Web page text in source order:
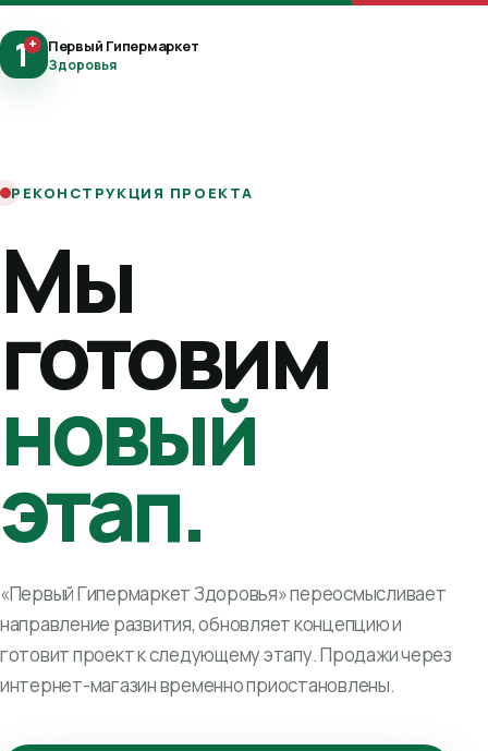
1+ Первый Гипермаркет
Здоровья
РЕКОНСТРУКЦИЯ ПРОЕКТА
Мы
готовим
новый
этап.
«Первый Гипермаркет Здоровья» переосмысливает
направление развития, обновляет концепцию и
готовит проект к следующему этапу. Продажи через
интернет-магазин временно приостановлены.